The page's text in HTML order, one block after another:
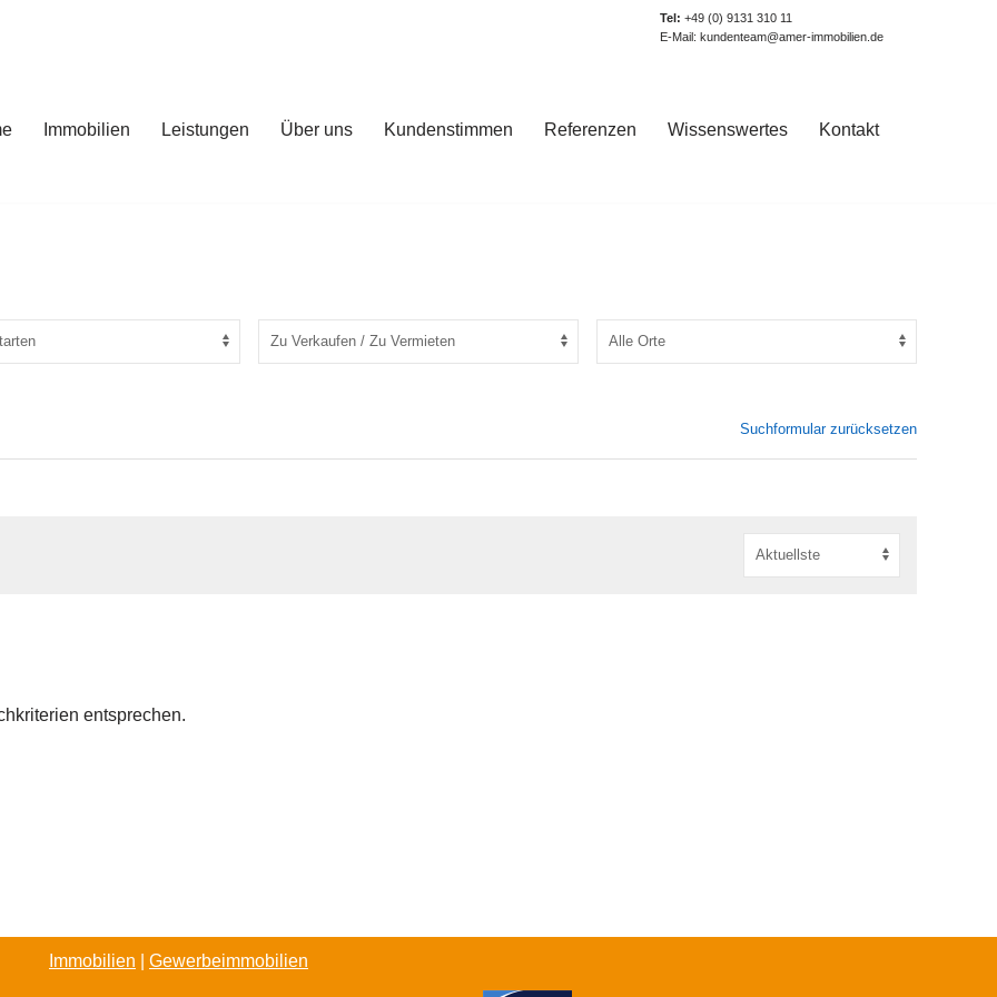
Tel: +49 (0) 9131 310 11
E-Mail: kundenteam@amer-immobilien.de
Immobilien Leistungen Über uns Kundenstimmen Referenzen Wissenswertes Kontakt
Suchformular zurücksetzen
entsprechen.
Immobilien Gewerbeimmobilien